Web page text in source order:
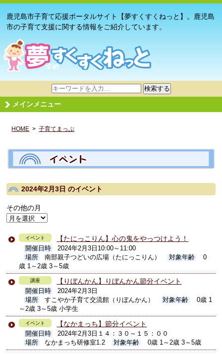
鹿児島市子育て応援ポータルサイト【夢すくすくねっと】。鹿児島
市の子育て支援に関する情報をご紹介しています。
サ
イ
ト
検
検索する
メインメニュー
HOME >子育てまっぷ
2024年2月3日のイベント
その他の月
イベント 【たにっこりん】心の鬼をやっつけよう！
開催日時
2024年2月3日10:00～11:00
場所
南部親子つどいの広場（たにっこりん） 対象年齢
0
歳 1～2歳 3～5歳
講座 【りぼんかん】りぼんかん節分イベント
開催日時
2024年2月3日
場所
すこやか子育て交流館（りぼんかん） 対象年齢
0歳 1
～2歳 3～5歳 小学生
イベント 【なかまっち】節分イベント
開催日時
2024年2月3日１４：３０～１５：００
場所
なかまっち研修室1.2 対象年齢 0歳 1～2歳 3～5歳